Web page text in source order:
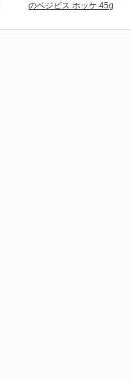
のベジビス ホッケ 45g